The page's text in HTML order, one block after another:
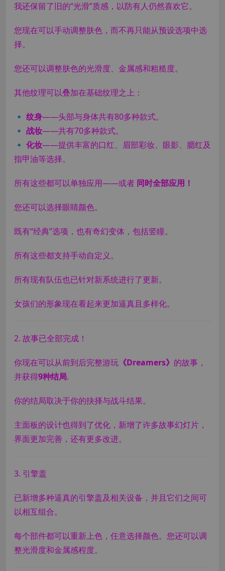
我还保留了旧的“光滑”质感，以防有人仍然喜欢它。
您现在可以手动调整肤色，而不再只能从预设选项中选
择。
您还可以调整肤色的光滑度、金属感和粗糙度。
其他纹理可以叠加在基础纹理之上：
🔹 纹身——头部与身体共有80多种款式。
🔹 战妆——共有70多种款式。
🔹 化妆——提供丰富的口红、眉部彩妆、眼影、腮红及
指甲油等选择。
所有这些都可以单独应用——或者 同时全部应用！
您还可以选择眼睛颜色。
既有“经典”选项，也有奇幻变体，包括竖瞳。
所有这些都支持手动自定义。
所有现有队伍也已针对新系统进行了更新。
女孩们的形象现在看起来更加逼真且多样化。
2. 故事已全部完成！
你现在可以从前到后完整游玩 《Dreamers》 的故事，
并获得9种结局.
你的结局取决于你的抉择与战斗结果。
主面板的设计也得到了优化，新增了许多故事幻灯片，
界面更加完善，还有更多改进。
3. 引擎盖
已新增多种逼真的引擎盖及相关设备，并且它们之间可
以相互组合。
每个部件都可以重新上色，任意选择颜色。您还可以调
整光滑度和金属感程度。